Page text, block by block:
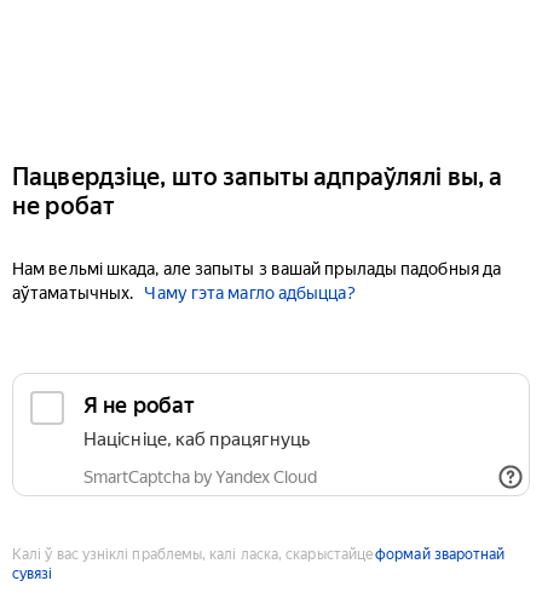
Пацвердзіце, што запыты адпраўлялі вы, а
не робат
Нам вельмі шкада, але запыты з вашай прылады падобныя да
аўтаматычных.
Чаму гэта магло адбыцца?
Я не робат
Націсніце, каб працягнуць
SmartCaptcha by Yandex Cloud
Калі ў вас узніклі праблемы, калі ласка, скарыстайцеформай зваротнай
сувязі